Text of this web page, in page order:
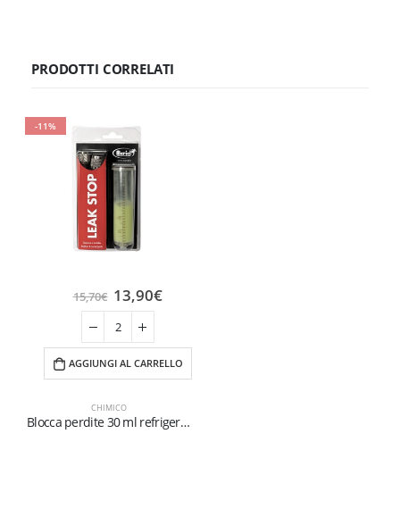
PRODOTTI CORRELATI
-11%
CHIMICO
Blocca perdite 30 ml refrigerazione
15,70€ 13,90€
AGGIUNGI AL CARRELLO